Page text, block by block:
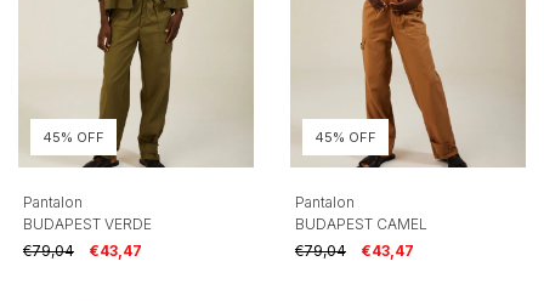
45% OFF
Pantalon
BUDAPEST VERDE
€79,04
€43,47
45% OFF
Pantalon
BUDAPEST CAMEL
€79,04
€43,47